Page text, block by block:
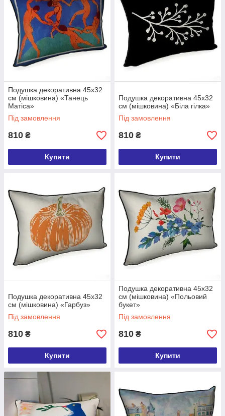
Подушка декоративна 45х32
см (мішковина) «Танець
Матіса»
Під замовлення
810 ₴
Купити
Подушка декоративна 45х32
см (мішковина) «Біла гілка»
Під замовлення
810 ₴
Купити
Подушка декоративна 45х32
см (мішковина) «Гарбуз»
Під замовлення
810 ₴
Купити
Подушка декоративна 45х32
см (мішковина) «Польовий
букет»
Під замовлення
810 ₴
Купити